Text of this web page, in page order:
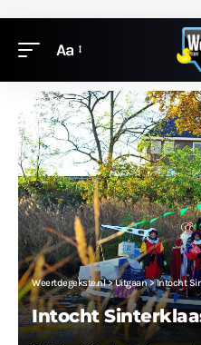
Aa
Weertdegekste.nl>Uitgaan>Intocht
Intocht